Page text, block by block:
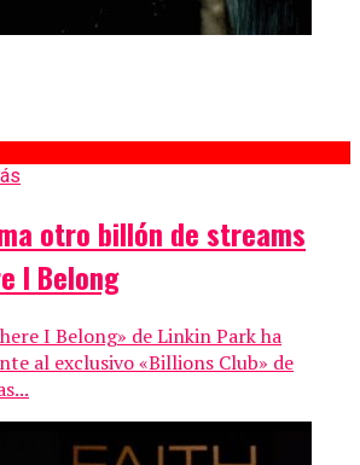
otro billón de streams
I Belong
I Belong» de Linkin Park ha
al exclusivo «Billions Club» de